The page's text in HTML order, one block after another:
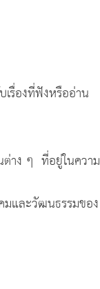
องที่ฟังหรืออ่าน
าง ๆ ที่อยู่ในความ
และวัฒนธรรมของ